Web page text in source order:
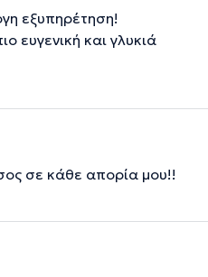
εξυπηρέτηση!
ευγενική και γλυκιά
σε κάθε απορία μου!!